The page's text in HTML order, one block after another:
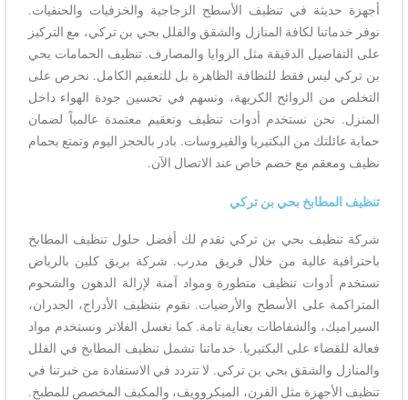
أجهزة حديثة في تنظيف الأسطح الزجاجية والخزفيات والحنفيات.
نوفر خدماتنا لكافة المنازل والشقق والفلل بحي بن تركي، مع التركيز
على التفاصيل الدقيقة مثل الزوايا والمصارف. تنظيف الحمامات بحي
بن تركي ليس فقط للنظافة الظاهرة بل للتعقيم الكامل. نحرص على
التخلص من الروائح الكريهة، ونسهم في تحسين جودة الهواء داخل
المنزل. نحن نستخدم أدوات تنظيف وتعقيم معتمدة عالمياً لضمان
حماية عائلتك من البكتيريا والفيروسات. بادر بالحجز اليوم وتمتع بحمام
نظيف ومعقم مع خصم خاص عند الاتصال الآن.
تنظيف المطابخ بحي بن تركي
شركة تنظيف بحي بن تركي تقدم لك أفضل حلول تنظيف المطابخ
باحترافية عالية من خلال فريق مدرب. شركة بريق كلين بالرياض
تستخدم أدوات تنظيف متطورة ومواد آمنة لإزالة الدهون والشحوم
المتراكمة على الأسطح والأرضيات. نقوم بتنظيف الأدراج، الجدران،
السيراميك، والشفاطات بعناية تامة. كما نغسل الفلاتر ونستخدم مواد
فعالة للقضاء على البكتيريا. خدماتنا تشمل تنظيف المطابخ في الفلل
والمنازل والشقق بحي بن تركي. لا تتردد في الاستفادة من خبرتنا في
تنظيف الأجهزة مثل الفرن، الميكروويف، والمكيف المخصص للمطبخ.